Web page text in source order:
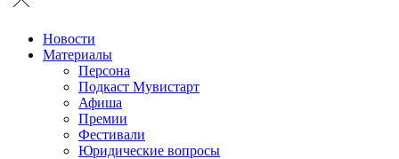
Новости
Материалы
Персона
Подкаст Мувистарт
Афиша
Премии
Фестивали
Юридические вопросы